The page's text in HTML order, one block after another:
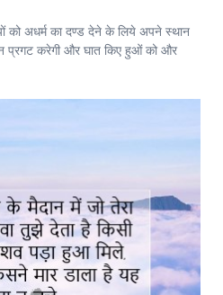
को अधर्म का दण्ड देने के लिये अपने स्थान
प्रगट करेगी और घात किए हुओं को और